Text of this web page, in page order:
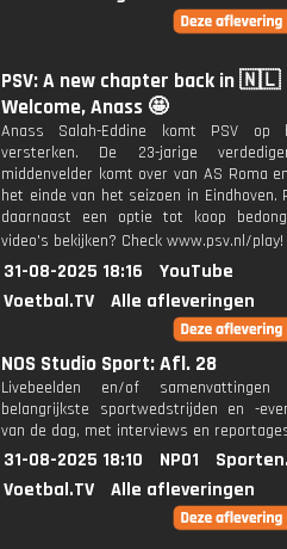
PSV: A new chapter back in 🇳🇱
Welcome, Anass 🤩
Anass Salah-Eddine komt PSV op
versterken. De 23-jarige
middenvelder komt over van AS Roma
het einde van het seizoen in Eindhoven.
daarnaast een optie tot koop
video's bekijken? Check www.psv.nl/
31-08-2025 18:16
YouTube
Voetbal.TV
Alle afleveringen
NOS Studio Sport: Afl. 28
Livebeelden en/of
belangrijkste sportwedstrijden en -
van de dag, met interviews en
31-08-2025 18:10 NPO1
Voetbal.TV
Alle afleveringen